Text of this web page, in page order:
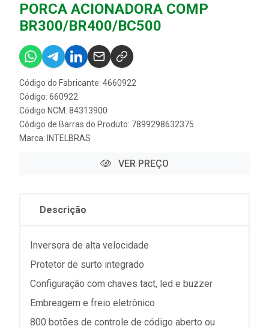
PORCA ACIONADORA COMP
BR300/BR400/BC500
Código do Fabricante: 4660922
Código: 660922
Código NCM: 84313900
Código de Barras do Produto: 7899298632375
Marca: INTELBRAS
VER PREÇO
Descrição
Inversora de alta velocidade
Protetor de surto integrado
Configuração com chaves tact, led e buzzer
Embreagem e freio eletrônico
800 botões de controle de código aberto ou